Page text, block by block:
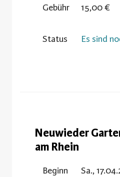
Gebühr 15,00 €
Status Es sind
Neuwieder
am Rhein
Beginn
Sa.,